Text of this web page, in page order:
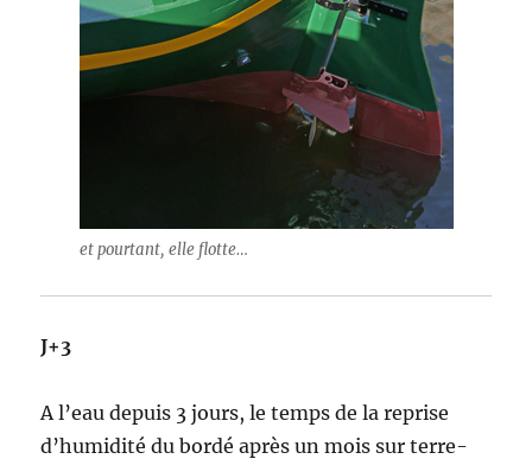
et pourtant, elle flotte…
J+3
A l’eau depuis 3 jours, le temps de la reprise
d’humidité du bordé après un mois sur terre-